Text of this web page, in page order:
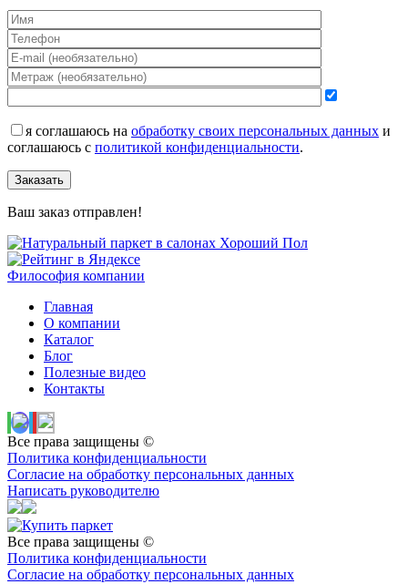
я соглашаюсь на обработку своих персональных данных и
соглашаюсь с политикой конфиденциальности.
Заказать
Ваш заказ отправлен!
Философия компании
Главная
О компании
Каталог
Блог
Полезные видео
Контакты
Все права защищены ©
Политика конфиденциальности
Согласие на обработку персональных данных
Написать руководителю
Все права защищены ©
Политика конфиденциальности
Согласие на обработку персональных данных